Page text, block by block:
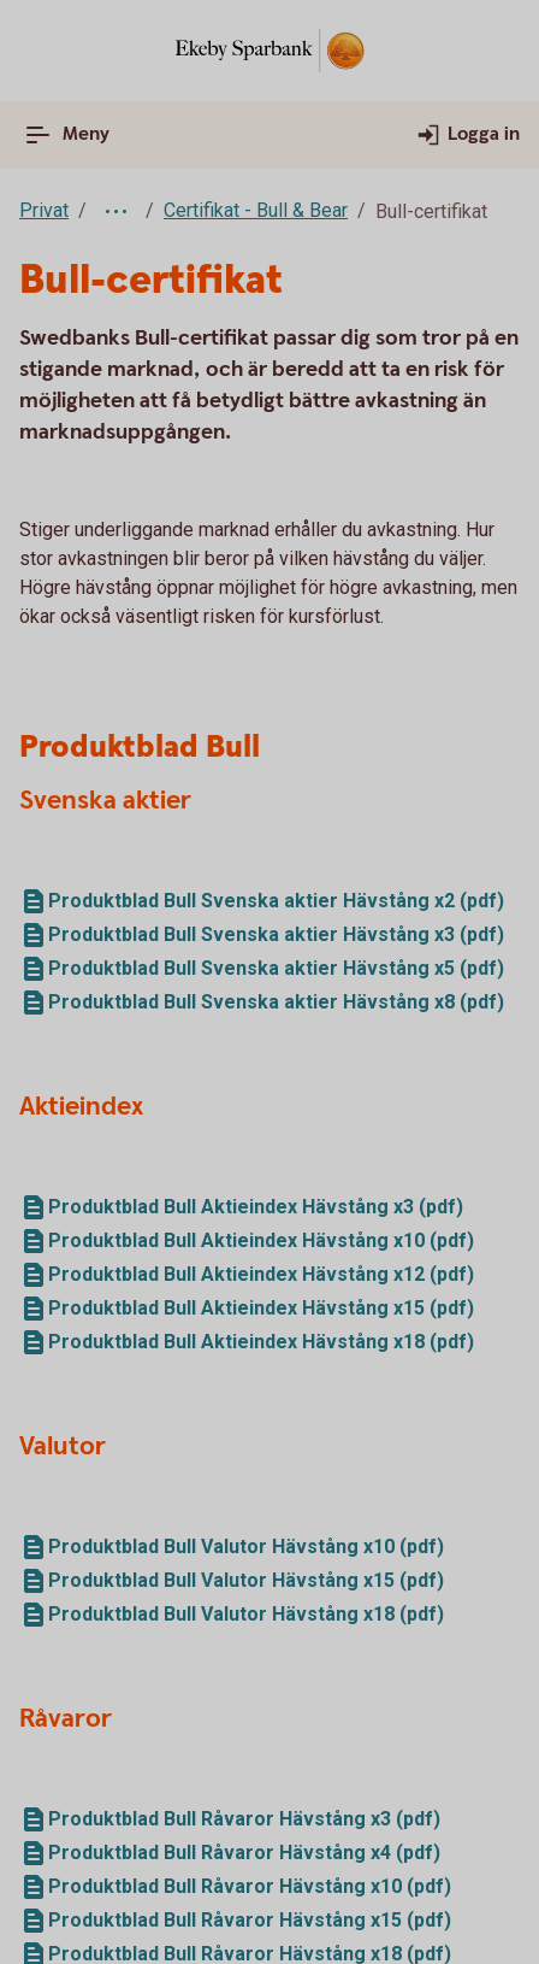
Meny Logga in
Privat Certifikat - Bull & Bear Bull-certifikat
Bull-certifikat
Swedbanks Bull-certifikat passar dig som tror på en
stigande marknad, och är beredd att ta en risk för
möjligheten att få betydligt bättre avkastning än
marknadsuppgången.
Stiger underliggande marknad erhåller du avkastning. Hur
stor avkastningen blir beror på vilken hävstång du väljer.
Högre hävstång öppnar möjlighet för högre avkastning, men
ökar också väsentligt risken för kursförlust.
Produktblad Bull
Svenska aktier
Produktblad Bull Svenska aktier Hävstång x2 (pdf)
Produktblad Bull Svenska aktier Hävstång x3 (pdf)
Produktblad Bull Svenska aktier Hävstång x5 (pdf)
Produktblad Bull Svenska aktier Hävstång x8 (pdf)
Aktieindex
Produktblad Bull Aktieindex Hävstång x3 (pdf)
Produktblad Bull Aktieindex Hävstång x10 (pdf)
Produktblad Bull Aktieindex Hävstång x12 (pdf)
Produktblad Bull Aktieindex Hävstång x15 (pdf)
Produktblad Bull Aktieindex Hävstång x18 (pdf)
Valutor
Produktblad Bull Valutor Hävstång x10 (pdf)
Produktblad Bull Valutor Hävstång x15 (pdf)
Produktblad Bull Valutor Hävstång x18 (pdf)
Råvaror
Produktblad Bull Råvaror Hävstång x3 (pdf)
Produktblad Bull Råvaror Hävstång x4 (pdf)
Produktblad Bull Råvaror Hävstång x10 (pdf)
Produktblad Bull Råvaror Hävstång x15 (pdf)
Produktblad Bull Råvaror Hävstång x18 (pdf)